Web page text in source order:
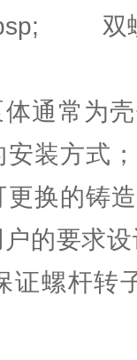
双螺
壳体
装方式
换的铸
的要求
证螺杆转